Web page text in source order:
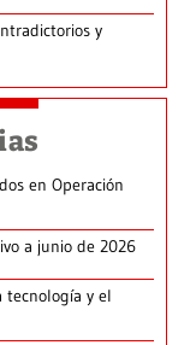
y
en Operación
a junio de 2026
tecnología y el